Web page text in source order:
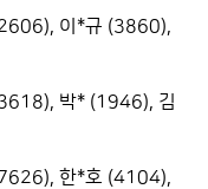
이*규 (3860),
박* (1946), 김
한*호 (4104),